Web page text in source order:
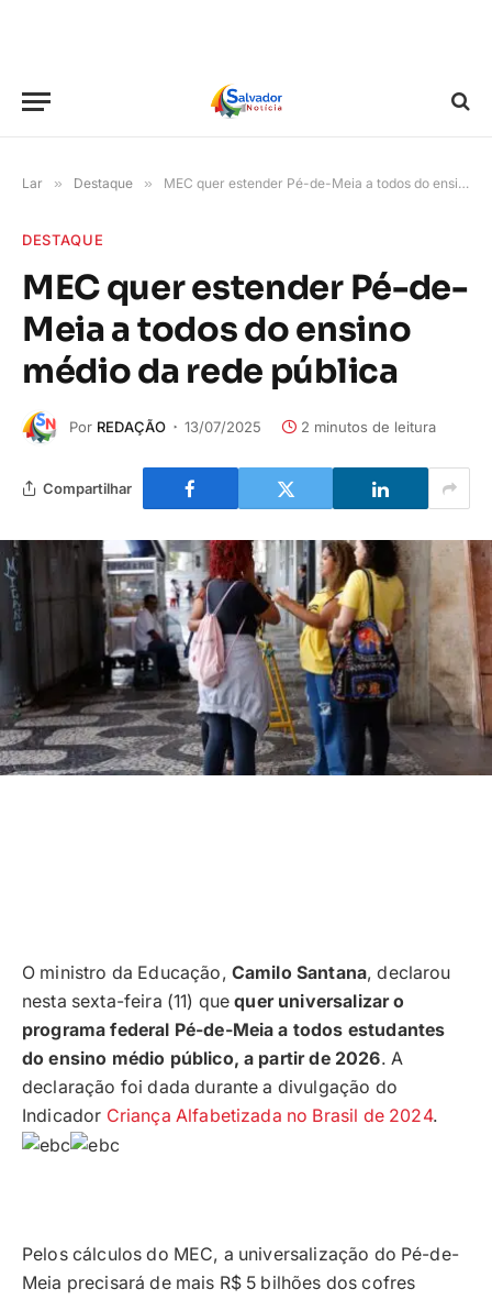
Lar » Destaque » MEC quer estender Pé-de-Meia a todos do ensino médio da rede pública
DESTAQUE
MEC quer estender Pé-de-
Meia a todos do ensino
médio da rede pública
Por REDAÇÃO 13/07/2025 2 minutos de leitura
Compartilhar
O ministro da Educação, Camilo Santana, declarou
nesta sexta-feira (11) quequer universalizar o
programa federal Pé-de-Meia a todos estudantes
do ensino médio público, a partir de 2026. A
declaração foi dada durante a divulgação do
Indicador Criança Alfabetizada no Brasil de 2024.
Pelos cálculos do MEC, a universalização do Pé-de-
Meia precisará de mais R$ 5 bilhões dos cofres